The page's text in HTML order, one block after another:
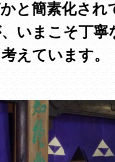
と簡素化され
いまこそ丁寧
えています。